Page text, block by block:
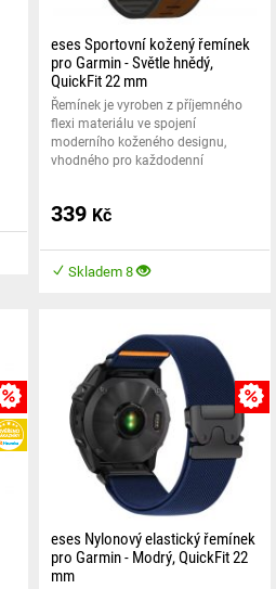
eses Sportovní kožený řemínek
pro Garmin - Světle hnědý,
QuickFit 22 mm
Řemínek je vyroben z příjemného
flexi materiálu ve spojení
moderního koženého designu,
vhodného pro každodenní
339 Kč
Skladem 8
MNOŽSTEVNÍ SLEVA
HEUREKA
eses Nylonový elastický řemínek
pro Garmin - Modrý, QuickFit 22
mm